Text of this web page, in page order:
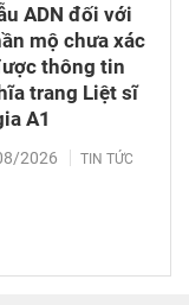
ADN đối với
mộ chưa xác
thông tin
trang Liệt sĩ
A1
2026 TIN TỨC